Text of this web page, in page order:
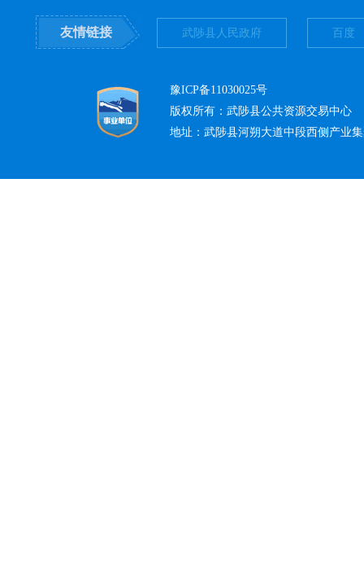
友情链接 武陟县人民政府 百度
豫ICP备11030025号
版权所有：武陟县公共资源交易中心
地址：武陟县河朔大道中段西侧产业